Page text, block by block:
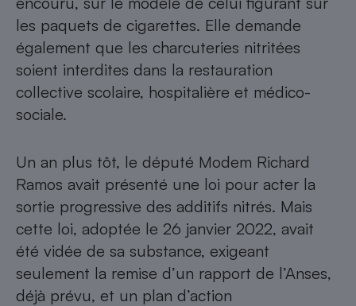
les paquets de cigarettes. Elle demande
également que les charcuteries nitritées
soient interdites dans la restauration
collective scolaire, hospitalière et médico-
sociale.
Un an plus tôt, le député Modem Richard
Ramos avait présenté une loi pour acter la
sortie progressive des additifs nitrés. Mais
cette loi, adoptée le 26 janvier 2022, avait
été vidée de sa substance, exigeant
seulement la remise d’un rapport de l’Anses,
déjà prévu, et un plan d’action